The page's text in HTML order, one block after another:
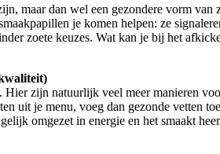
maar dan wel een gezondere vorm
je komen helpen: ze
zoete keuzes. Wat kan je bij het
zijn natuurlijk veel meer manieren
uit je menu, voeg dan gezonde vetten
omgezet in energie en het smaakt